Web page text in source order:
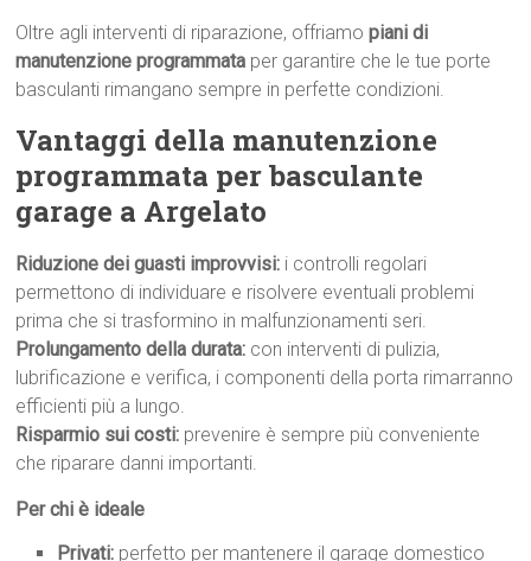
Oltre agli interventi di riparazione, offriamopiani di
manutenzione programmata per garantire che le tue porte
basculanti rimangano sempre in perfette condizioni.
Vantaggi della manutenzione
programmata per basculante
garage a Argelato
Riduzione dei guasti improvvisi: i controlli regolari
permettono di individuare e risolvere eventuali problemi
prima che si trasformino in malfunzionamenti seri.
Prolungamento della durata: con interventi di pulizia,
lubrificazione e verifica, i componenti della porta rimarranno
efficienti più a lungo.
Risparmio sui costi: prevenire è sempre più conveniente
che riparare danni importanti.
Per chi è ideale
Privati: perfetto per mantenere il garage domestico